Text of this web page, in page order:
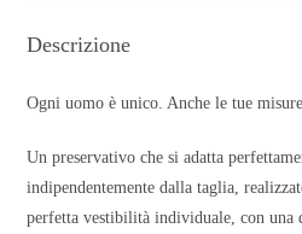
Descrizione
Ogni uomo è unico. Anche le tue
Un preservativo che si adatta
indipendentemente dalla taglia,
perfetta vestibilità individuale, con una